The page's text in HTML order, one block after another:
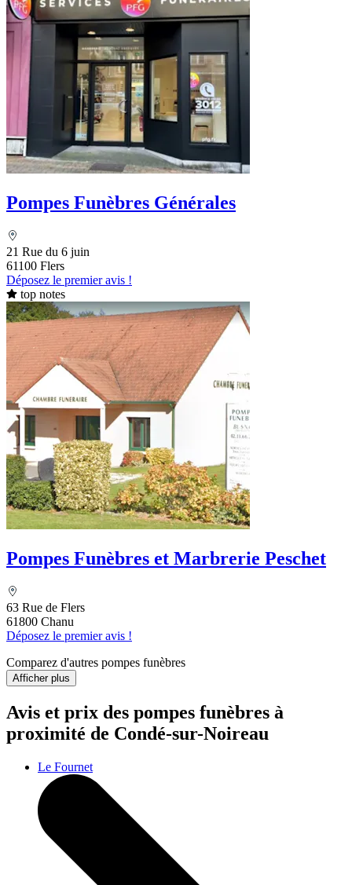
Pompes Funèbres Générales
21 Rue du 6 juin
61100 Flers
Déposez le premier avis !
top notes
Pompes Funèbres et Marbrerie Peschet
63 Rue de Flers
61800 Chanu
Déposez le premier avis !
Comparez d'autres pompes funèbres
Afficher plus
Avis et prix des pompes funèbres à
proximité de Condé-sur-Noireau
Le Fournet